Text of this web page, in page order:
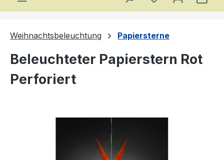
Weihnachtsbeleuchtung Papiersterne
Beleuchteter Papierstern Rot
Perforiert